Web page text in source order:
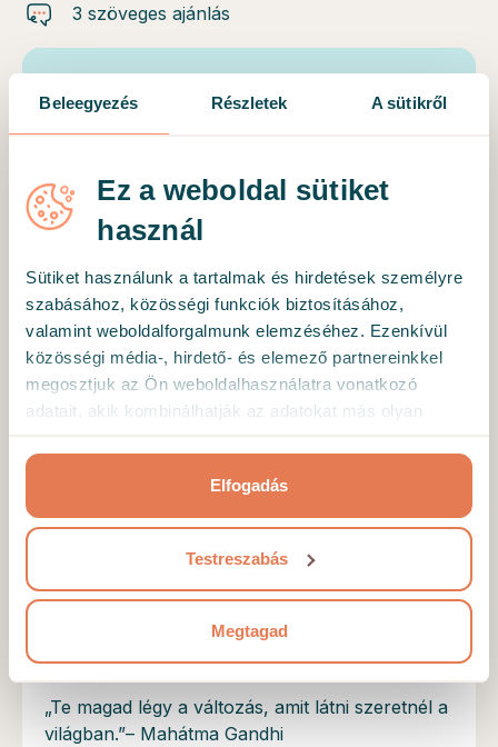
Beleegyezés Részletek A sütikről
Ez a weboldal sütiket
használ
Sütiket használunk a tartalmak és hirdetések személyre
szabásához, közösségi funkciók biztosításához,
valamint weboldalforgalmunk elemzéséhez. Ezenkívül
közösségi média-, hirdető- és elemező partnereinkkel
megosztjuk az Ön weboldalhasználatra vonatkozó
adatait, akik kombinálhatják az adatokat más olyan
Ön által használt más szolgáltatásokból gyűjtöttek.
Elfogadás
Testreszabás
Megtagad
3 szöveges ajánlás
Támogató, meghallgat és reagál minden
problémák megoldásához, közvetlen, nagyon
kedves.
Ellenőrzött kliens
Nagyon kedves és megértő.
Nagyon kedves, támogató szakember. A
Mottó
„Te magad légy a változás, amit látni szeretnél a
világban.”– Mahátma Gandhi